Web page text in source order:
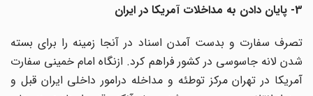
تصرف سفارت و بدست آمدن اسناد در آنجا زمینه را برای بسته
شدن لانه جاسوسی در کشور فراهم کرد. ازنگاه امام خمینی سفارت
آمریکا در تهران مرکز توطئه و مداخله درامور داخلی ایران قبل و